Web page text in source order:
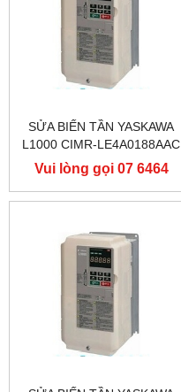
SỬA BIẾN TẦN YASKAWA
L1000 CIMR-LE4A0188AAC
400V 90KW, BIẾN TẦN
YASKAWA L1000
Vui lòng gọi 07 6464
9556